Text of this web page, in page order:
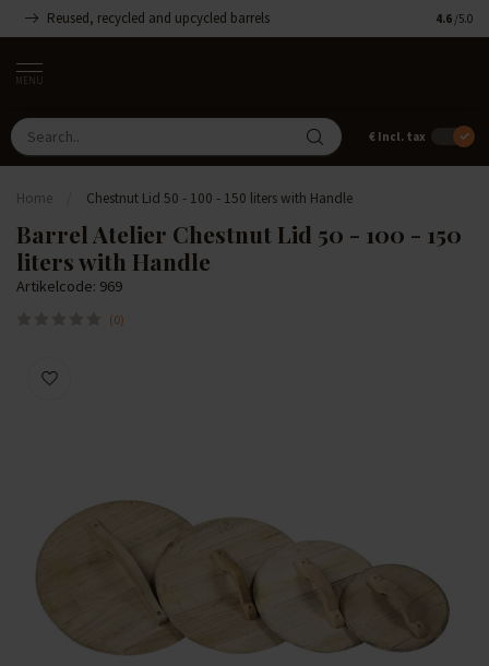
Reused, recycled and upcycled barrels 4.6 /5.0
MENU
€ Incl. tax
Home Chestnut Lid 50 - 100 - 150 liters with Handle
Barrel Atelier Chestnut Lid 50 - 100 - 150
liters with Handle
Artikelcode: 969
(0)